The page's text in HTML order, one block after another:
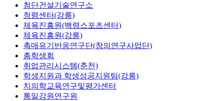
첨단건설기술연구소
청렴센터(강릉)
체육진흥원(백령스포츠센터)
체육진흥원(강릉)
촉매유기반응연구단(창의연구사업단)
총학생회
취업관리시스템(춘천)
학생지원과 학생성공지원팀(강릉)
치의학교육연구및평가센터
통일강원연구원